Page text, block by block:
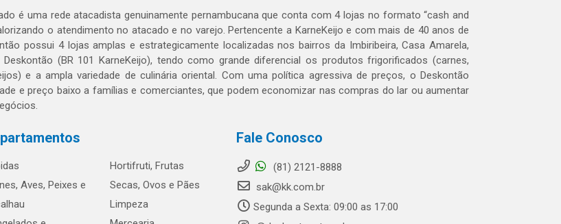
é uma rede atacadista genuinamente pernambucana que conta com 4 lojas no formato “cash and
o atendimento no atacado e no varejo. Pertencente a KarneKeijo e com mais de 40 anos de
possui 4 lojas amplas e estrategicamente localizadas nos bairros da Imbiribeira, Casa Amarela,
Deskontão (BR 101 KarneKeijo), tendo como grande diferencial os produtos frigorificados (carnes,
e a ampla variedade de culinária oriental. Com uma política agressiva de preços, o Deskontão
e preço baixo a famílias e comerciantes, que podem economizar nas compras do lar ou aumentar
Aves, Peixes e
Hortifruti, Frutas
Secas, Ovos e Pães
Limpeza
Fale Conosco
(81) 2121-8888
sak@kk.com.br
Segunda a Sexta: 09:00 as 17:00